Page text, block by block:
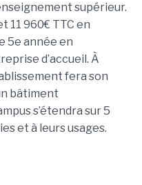
supérieur.
11 960€ TTC en
5e année en
d’accueil. À
fera son
bâtiment
s’étendra sur 5
et à leurs usages.